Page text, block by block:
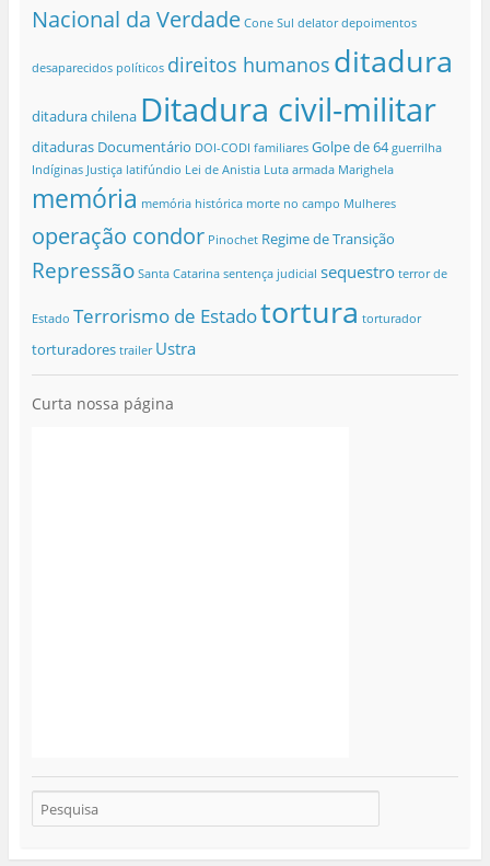
Nacional da Verdade Cone Sul delator depoimentos
desaparecidos políticos direitos humanos ditadura
ditadura chilena Ditadura civil-militar
ditaduras Documentário DOI-CODI familiares Golpe de 64 guerrilha
Indíginas Justiça latifúndio Lei de Anistia Luta armada Marighela
memória memória histórica morte no campo Mulheres
operação condor Pinochet Regime de Transição
Repressão Santa Catarina sentença judicial sequestro terror de
Estado Terrorismo de Estadotortura torturador
torturadores trailer Ustra
Curta nossa página